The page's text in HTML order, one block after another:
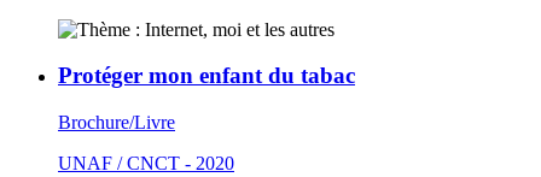
Protéger mon enfant du tabac
Brochure/Livre
UNAF / CNCT - 2020